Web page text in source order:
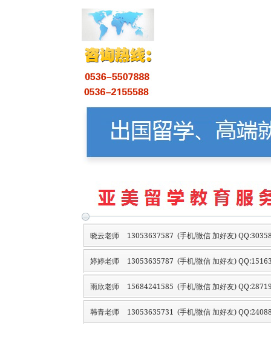
晓云老师 13053637587 (手机/微信 加好友)
婷婷老师 13053635787 (手机/微信 加好友)
雨欣老师 15684241585 (手机/微信 加好友)
韩青老师 13053635731 (手机/微信 加好友)